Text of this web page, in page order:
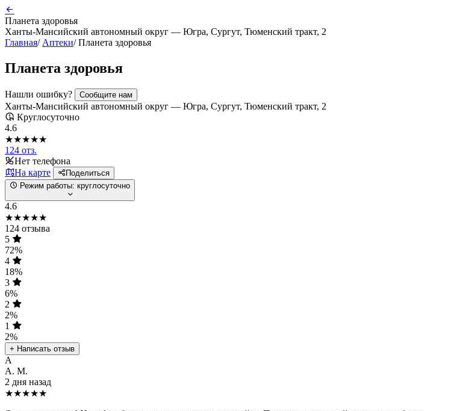
Планета здоровья
Ханты-Мансийский автономный округ — Югра, Сургут, Тюменский тракт, 2
Главная/ Аптеки/ Планета здоровья
Планета здоровья
Нашли ошибку? Сообщите нам
Ханты-Мансийский автономный округ — Югра, Сургут, Тюменский тракт, 2
Круглосуточно
4.6
★★★★★
124 отз.
Нет телефона
На карте
Поделиться
Режим работы: круглосуточно
4.6
★★★★★
124 отзыва
5
72%
4
18%
3
6%
2
2%
1
2%
+ Написать отзыв
А
А. М.
2 дня назад
★★★★★